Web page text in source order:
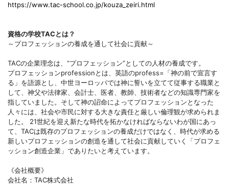
https://www.tac-school.co.jp/kouza_zeiri.html
資格の学校TACとは？
～プロフェッションの養成を通して社会に貢献～
TACの企業理念は、“プロフェッション”としての人材の養成です。
プロフェッションprofessionとは、英語のprofess=「神の前で宣言す
る」を語源とし、中世ヨーロッパでは神に誓いを立てて従事する職業と
して、神父や法律家、会計士、医者、教師、技術者などの知識専門家を
指していました。そして神の詔命によってプロフェッションとなった
人々には、社会や市民に対する大きな責任と厳しい倫理観が求められま
した。 21世紀を迎え新たな時代を拓かなければならないわが国にあっ
て、TACは既存のプロフェッションの養成だけではなく、時代が求める
新しいプロフェッションの創造を通して社会に貢献していく「プロフェ
ッション創造企業」でありたいと考えています。
《会社概要》
会社名：TAC株式会社